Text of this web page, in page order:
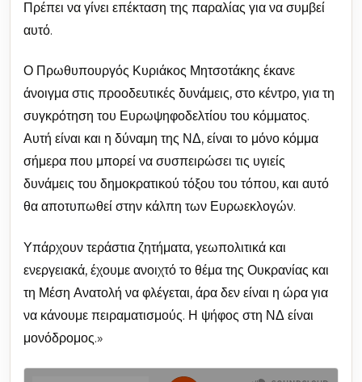
Πρέπει να γίνει επέκταση της παραλίας για να συμβεί
αυτό.
Ο Πρωθυπουργός Κυριάκος Μητσοτάκης έκανε
άνοιγμα στις προοδευτικές δυνάμεις, στο κέντρο, για τη
συγκρότηση του Ευρωψηφοδελτίου του κόμματος.
Αυτή είναι και η δύναμη της ΝΔ, είναι το μόνο κόμμα
σήμερα που μπορεί να συσπειρώσει τις υγιείς
δυνάμεις του δημοκρατικού τόξου του τόπου, και αυτό
θα αποτυπωθεί στην κάλπη των Ευρωεκλογών.
Υπάρχουν τεράστια ζητήματα, γεωπολιτικά και
ενεργειακά, έχουμε ανοιχτό το θέμα της Ουκρανίας και
τη Μέση Ανατολή να φλέγεται, άρα δεν είναι η ώρα για
να κάνουμε πειραματισμούς. Η ψήφος στη ΝΔ είναι
μονόδρομος.»